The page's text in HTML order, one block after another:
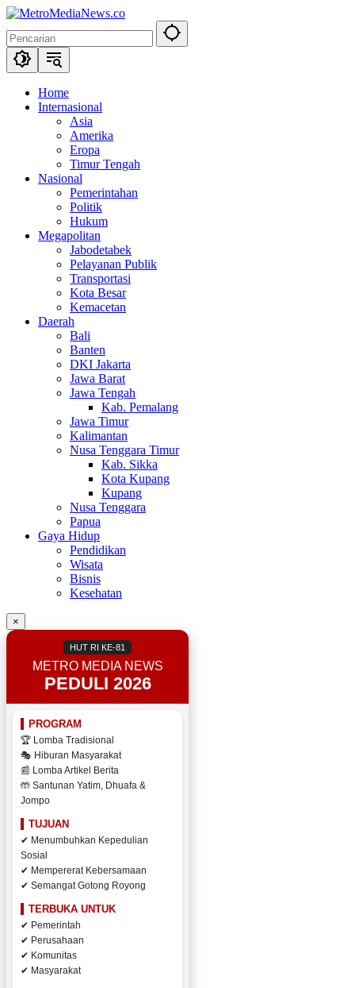
Langsung
konten
Home
Internasional
Asia
Amerika
Eropa
Timur Tengah
Nasional
Pemerintahan
Politik
Hukum
Megapolitan
Jabodetabek
Pelayanan Publik
Transportasi
Kota Besar
Kemacetan
Daerah
Bali
Banten
DKI Jakarta
Jawa Barat
Jawa Tengah
Kab. Pemalang
Jawa Timur
Kalimantan
Nusa Tenggara Timur
Kab. Sikka
Kota Kupang
Kupang
Nusa Tenggara
Papua
Gaya Hidup
Pendidikan
Wisata
Bisnis
Kesehatan
×
HUT RI KE-81
METRO MEDIA NEWS
PEDULI 2026
PROGRAM
🏆 Lomba Tradisional
🎭 Hiburan Masyarakat
📰 Lomba Artikel Berita
🤲 Santunan Yatim, Dhuafa &
Jompo
TUJUAN
✔ Menumbuhkan Kepedulian
Sosial
✔ Mempererat Kebersamaan
✔ Semangat Gotong Royong
TERBUKA UNTUK
✔ Pemerintah
✔ Perusahaan
✔ Komunitas
✔ Masyarakat